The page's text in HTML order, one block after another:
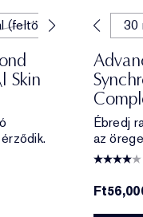
(feltöltés)
Skin
ml 30
Ébredj
az